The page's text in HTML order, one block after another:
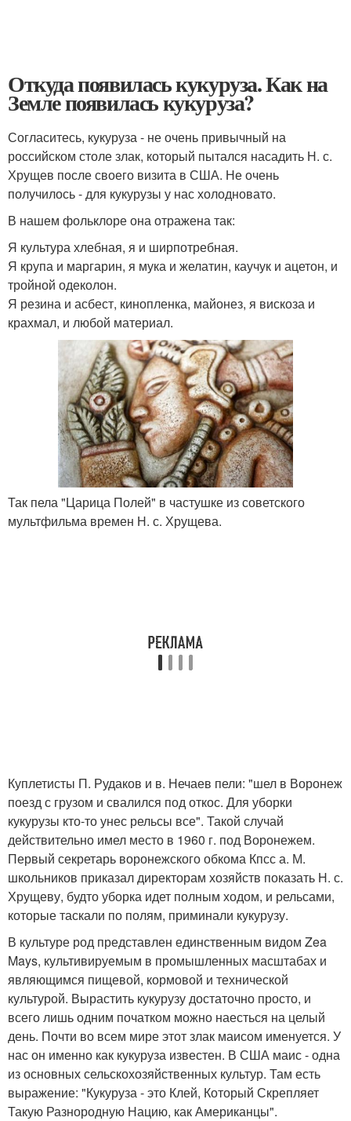
Откуда появилась кукуруза. Как на
Земле появилась кукуруза?
Согласитесь, кукуруза - не очень привычный на
российском столе злак, который пытался насадить Н. с.
Хрущев после своего визита в США. Не очень
получилось - для кукурузы у нас холодновато.
В нашем фольклоре она отражена так:
Я культура хлебная, я и ширпотребная.
Я крупа и маргарин, я мука и желатин, каучук и ацетон, и
тройной одеколон.
Я резина и асбест, кинопленка, майонез, я вискоза и
крахмал, и любой материал.
Так пела "Царица Полей" в частушке из советского
мультфильма времен Н. с. Хрущева.
Куплетисты П. Рудаков и в. Нечаев пели: "шел в Воронеж
поезд с грузом и свалился под откос. Для уборки
кукурузы кто-то унес рельсы все". Такой случай
действительно имел место в 1960 г. под Воронежем.
Первый секретарь воронежского обкома Кпсс а. М.
школьников приказал директорам хозяйств показать Н. с.
Хрущеву, будто уборка идет полным ходом, и рельсами,
которые таскали по полям, приминали кукурузу.
В культуре род представлен единственным видом Zea
Mays, культивируемым в промышленных масштабах и
являющимся пищевой, кормовой и технической
культурой. Вырастить кукурузу достаточно просто, и
всего лишь одним початком можно наесться на целый
день. Почти во всем мире этот злак маисом именуется. У
нас он именно как кукуруза известен. В США маис - одна
из основных сельскохозяйственных культур. Там есть
выражение: "Кукуруза - это Клей, Который Скрепляет
Такую Разнородную Нацию, как Американцы".